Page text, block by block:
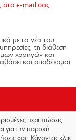
στο e-mail σας
με τα νέα του
τη διάθεση
χορηγών και
και αποδέχομαι
περιπτώσεις
για την παροχή
σας. Κάνοντας κλικ